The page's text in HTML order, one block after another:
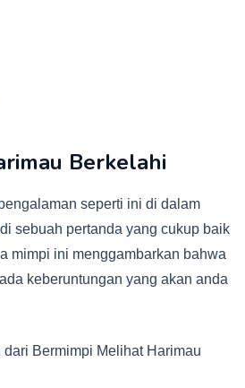
Berkelahi
seperti ini di dalam
sebuah pertanda yang cukup baik
mimpi ini menggambarkan bahwa
keberuntungan yang akan anda
Bermimpi Melihat Harimau